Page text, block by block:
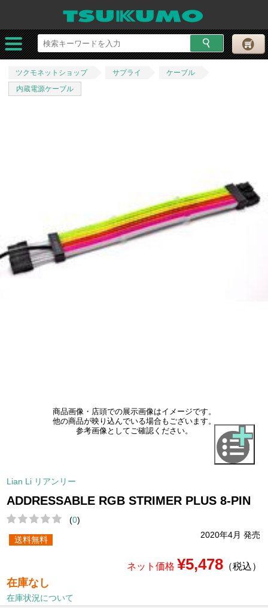
ツクモネットショップ サプライ
ケーブル
内蔵電源ケーブル
商品画像・店頭での展示画像はイメージです。
他の商品が映り込んでいる場合もございます。
参考画像としてご確認ください。
Lian Li リアンリー
ADDRESSABLE RGB STRIMER PLUS 8-PIN
(0)
2020年4月 発売
送料無料
ネット価格 ¥5,478（税込）
在庫なし
在庫状況について